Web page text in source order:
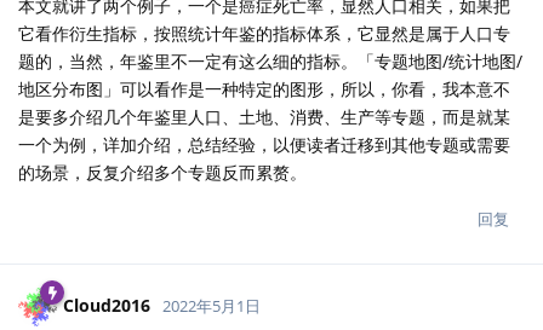
本文就讲了两个例子，一个是癌症死亡率，显然人口相关，如果把
它看作衍生指标，按照统计年鉴的指标体系，它显然是属于人口专
题的，当然，年鉴里不一定有这么细的指标。「专题地图/统计地图/
地区分布图」可以看作是一种特定的图形，所以，你看，我本意不
是要多介绍几个年鉴里人口、土地、消费、生产等专题，而是就某
一个为例，详加介绍，总结经验，以便读者迁移到其他专题或需要
的场景，反复介绍多个专题反而累赘。
回复
Cloud2016 2022年5月1日